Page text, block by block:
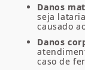
Danos
seja
causado
Danos
caso de